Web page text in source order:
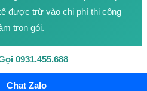
được trừ vào chi phí thi công
trọn gói.
0931.455.688
Chat Zalo